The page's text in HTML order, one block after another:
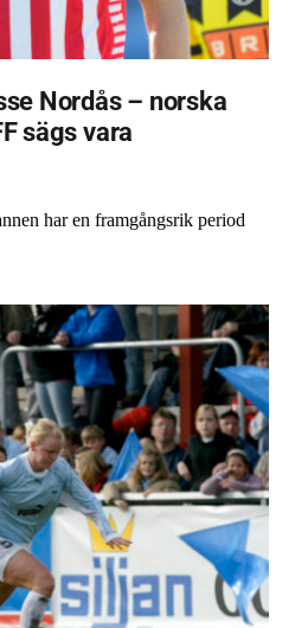
Nordås – norska
sägs vara
har en framgångsrik period